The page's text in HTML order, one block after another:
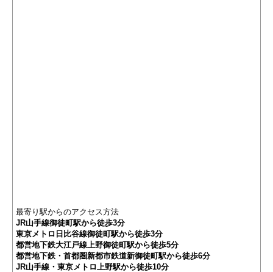
最寄り駅からのアクセス方法
JR山手線御徒町駅から徒歩3分
東京メトロ日比谷線御徒町駅から徒歩3分
都営地下鉄大江戸線上野御徒町駅から徒歩5分
都営地下鉄・首都圏新都市鉄道新御徒町駅から徒歩6分
JR山手線・東京メトロ上野駅から徒歩10分